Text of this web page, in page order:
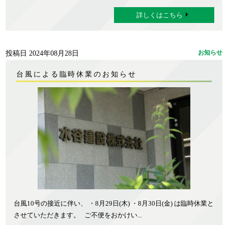
詳しくはこちら
投稿日 2024年08月28日 お知らせ
台風による臨時休業のお知らせ
台風10号の接近に伴い、 ・8月29日(木) ・8月30日(金) は臨時休業と
させていただきます。 ご不便をおかけい...